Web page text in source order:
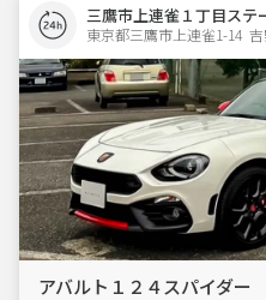
三鷹市上連雀１丁目ステ
東京都三鷹市上連雀1-14
アバルト１２４スパイダー